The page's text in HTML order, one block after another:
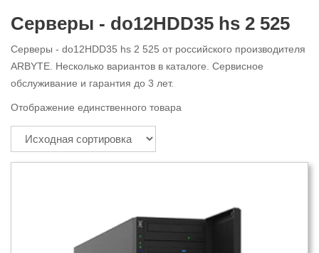
Серверы - do12HDD35 hs 2 525
Серверы - do12HDD35 hs 2 525 от российского производителя
ARBYTE. Несколько вариантов в каталоге. Сервисное
обслуживание и гарантия до 3 лет.
Отображение единственного товара